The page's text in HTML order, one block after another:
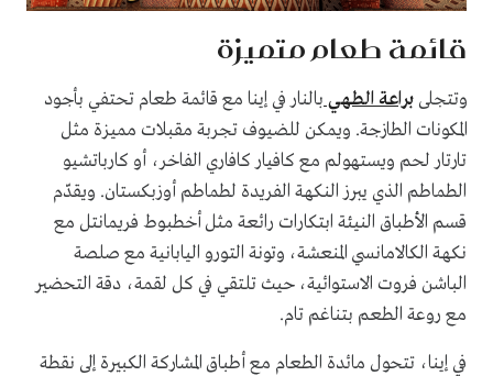
قائمة طعام متميزة
وتتجلى براعة الطهي بالنار في إينا مع قائمة طعام تحتفي بأجود
المكونات الطازجة. ويمكن للضيوف تجربة مقبلات مميزة مثل
تارتار لحم ويستهولم مع كافيار كافاري الفاخر، أو كارباتشيو
الطماطم الذي يبرز النكهة الفريدة لطماطم أوزبكستان. ويقدّم
قسم الأطباق النيئة ابتكارات رائعة مثل أخطبوط فريمانتل مع
نكهة الكالامانسي المنعشة، وتونة التورو اليابانية مع صلصة
الباشن فروت الاستوائية، حيث تلتقي في كل لقمة، دقة التحضير
مع روعة الطعم بتناغم تام.
في إينا، تتحول مائدة الطعام مع أطباق المشاركة الكبيرة إلى نقطة